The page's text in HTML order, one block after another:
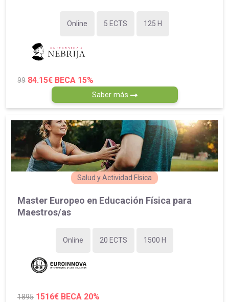
Online 5 ECTS 125 H
99 84.15€ BECA 15%
Saber más
Salud y Actividad Física
Master Europeo en Educación Física para
Maestros/as
Online 20 ECTS 1500 H
1895 1516€ BECA 20%